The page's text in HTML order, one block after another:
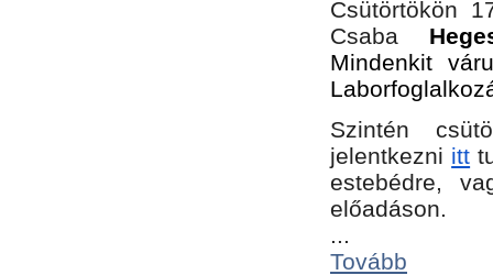
Csütörtökön
Csaba
Mindenkit
Szintén
jelentkezni itt
estebédre,
előadáson.
...
Tovább